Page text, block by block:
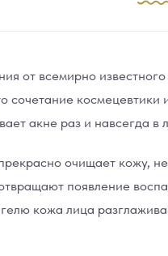
от всемирно
сочетание космецевтики
акне раз и навсегда
очищает кожу,
появление
кожа лица